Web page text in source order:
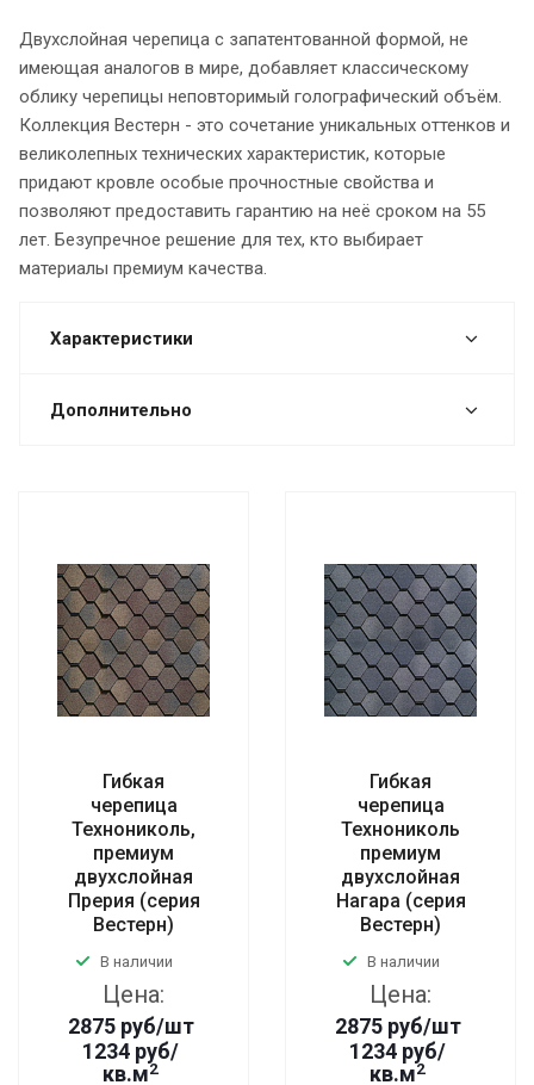
Двухслойная черепица с запатентованной формой, не
имеющая аналогов в мире, добавляет классическому
облику черепицы неповторимый голографический объём.
Коллекция Вестерн - это сочетание уникальных оттенков и
великолепных технических характеристик, которые
придают кровле особые прочностные свойства и
позволяют предоставить гарантию на неё сроком на 55
лет. Безупречное решение для тех, кто выбирает
материалы премиум качества.
Характеристики
Дополнительно
Гибкая
черепица
Технониколь,
премиум
двухслойная
Прерия (серия
Вестерн)
В наличии
Цена:
2875 руб/шт
1234 руб/
кв.м2
Гибкая
черепица
Технониколь
премиум
двухслойная
Нагара (серия
Вестерн)
В наличии
Цена:
2875 руб/шт
1234 руб/
кв.м2